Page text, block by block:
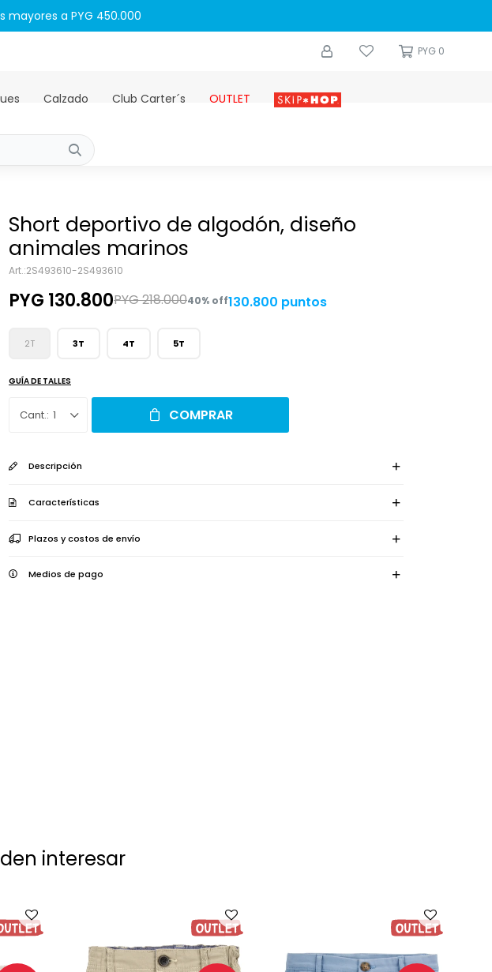
mayores a PYG 450.000
Calzado Club Carter´s OUTLET Skip-hop
PYG 0
Short deportivo de algodón, diseño
animales marinos
2S493610-2S493610
PYG 130.800PYG218.00040 130.800 puntos
2T 3T 4T 5T
GUÍA DE TALLES
1 COMPRAR
Descripción
Características
Plazos y costos de envío
Medios de pago
interesar